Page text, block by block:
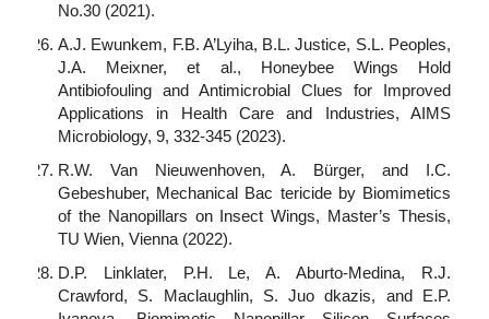
No.30 (2021).
A.J. Ewunkem, F.B. A’Lyiha, B.L. Justice, S.L. Peoples,
J.A. Meixner, et al., Honeybee Wings Hold
Antibiofouling and Antimicrobial Clues for Improved
Applications in Health Care and Industries, AIMS
Microbiology, 9, 332-345 (2023).
R.W. Van Nieuwenhoven, A. Bürger, and I.C.
Gebeshuber, Mechanical Bac tericide by Biomimetics
of the Nanopillars on Insect Wings, Master’s Thesis,
TU Wien, Vienna (2022).
D.P. Linklater, P.H. Le, A. Aburto-Medina, R.J.
Crawford, S. Maclaughlin, S. Juo dkazis, and E.P.